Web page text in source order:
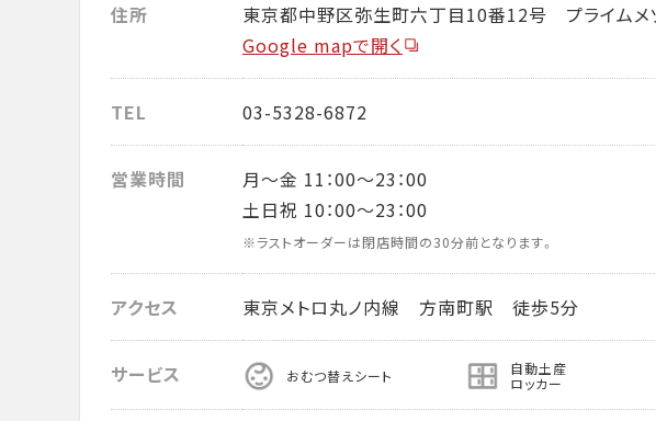
住所
東京都中野区弥生町六丁目10番12号 プライム
Google mapで開く
TEL 03-5328-6872
営業時間
月～金 11：00～23：00
土日祝 10：00～23：00
※ラストオーダーは閉店時間の30分前となります。
アクセス 東京メトロ丸ノ内線 方南町駅 徒歩5分
サービス おむつ替えシート 自動土産
ロッカー